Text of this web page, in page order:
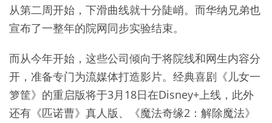
从第二周开始，下滑曲线就十分陡峭。而华纳兄弟也
宣布了一整年的院网同步实验结束。
而从今年开始，这些公司倾向于将院线和网生内容分
开，准备专门为流媒体打造影片。经典喜剧《儿女一
箩筐》的重启版将于3月18日在Disney+上线，此外
还有《匹诺曹》真人版、《魔法奇缘2：解除魔法》